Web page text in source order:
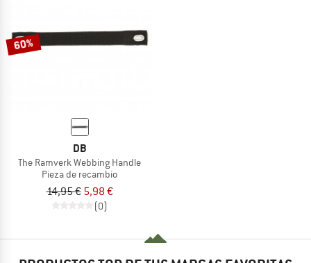
60%
DB
The Ramverk Webbing Handle
Pieza de recambio
14,95 € 5,98 €
(0)